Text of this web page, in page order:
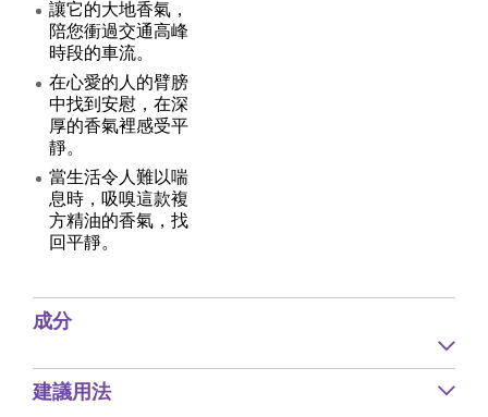
讓它的大地香氣，
陪您衝過交通高峰
時段的車流。
在心愛的人的臂膀
中找到安慰，在深
厚的香氣裡感受平
靜。
當生活令人難以喘
息時，吸嗅這款複
方精油的香氣，找
回平靜。
成分
建議用法